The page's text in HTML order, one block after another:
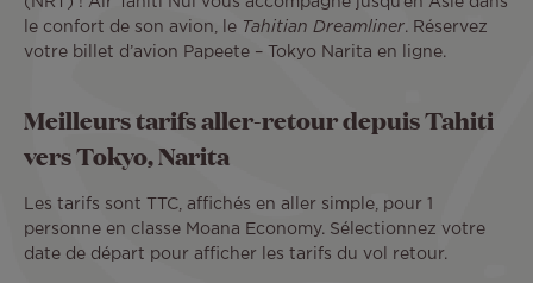
le confort de son avion, le Tahitian Dreamliner. Réservez
votre billet d’avion Papeete – Tokyo Narita en ligne.
Meilleurs tarifs aller-retour depuis Tahiti
vers Tokyo, Narita
Les tarifs sont TTC, affichés en aller simple, pour 1
personne en classe Moana Economy. Sélectionnez votre
date de départ pour afficher les tarifs du vol retour.